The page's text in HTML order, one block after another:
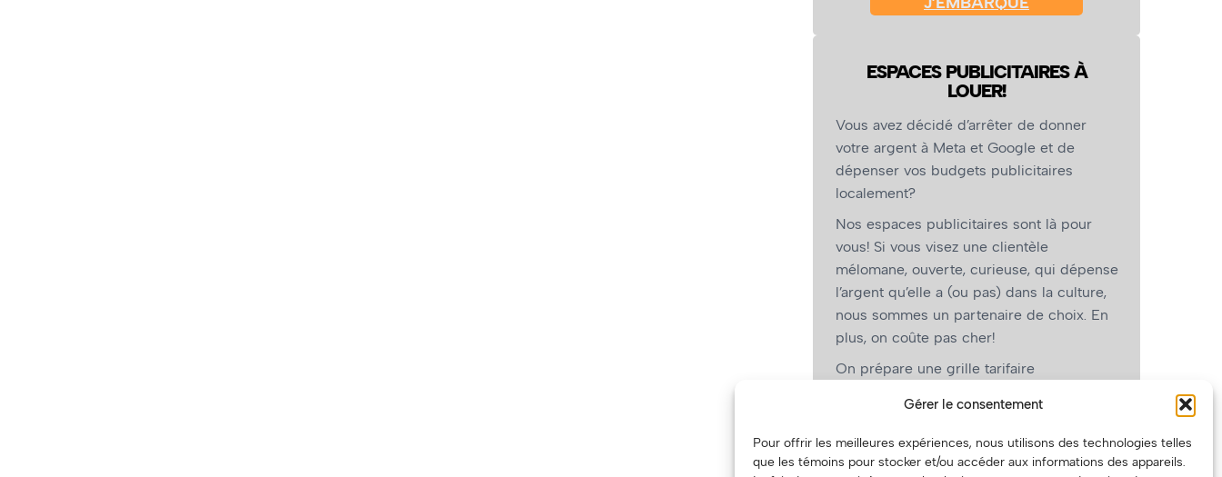
Gérer le consentement
Pour offrir les meilleures expériences, nous utilisons des technologies telles
que les témoins pour stocker et/ou accéder aux informations des appareils.
ESPACES PUBLICITAIRES À
LOUER!
Vous avez décidé d’arrêter de donner
votre argent à Meta et Google et de
dépenser vos budgets publicitaires
localement?
Nos espaces publicitaires sont là pour
vous! Si vous visez une clientèle
mélomane, ouverte, curieuse, qui dépense
l’argent qu’elle a (ou pas) dans la culture,
nous sommes un partenaire de choix. En
plus, on coûte pas cher!
On prépare une grille tarifaire
vous, les artistes!)